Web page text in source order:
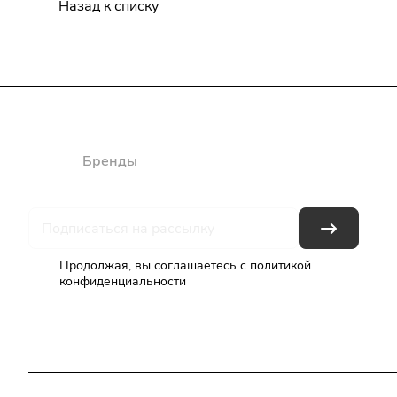
Назад к списку
Бренды
Продолжая, вы соглашаетесь с политикой
конфиденциальности